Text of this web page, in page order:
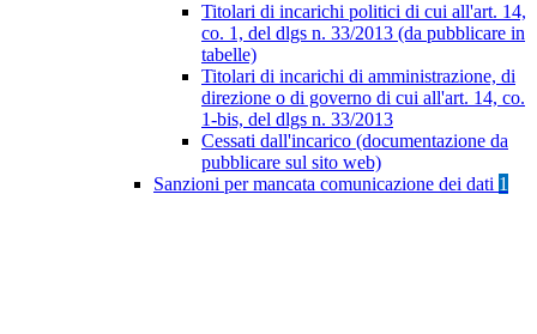
Titolari di incarichi politici di cui all'art. 14,
co. 1, del dlgs n. 33/2013 (da pubblicare in
tabelle)
Titolari di incarichi di amministrazione, di
direzione o di governo di cui all'art. 14, co.
1-bis, del dlgs n. 33/2013
Cessati dall'incarico (documentazione da
pubblicare sul sito web)
Sanzioni per mancata comunicazione dei dati 1